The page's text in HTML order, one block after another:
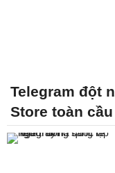
Telegram đột
Store toàn cầu